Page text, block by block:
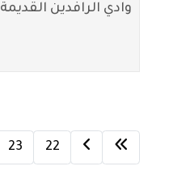
وادي الرافدين القديمة
22
23